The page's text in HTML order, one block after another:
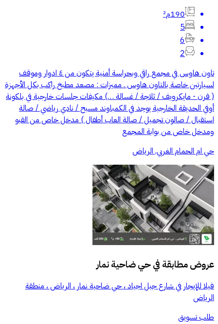
190م²
5
6
2
تاون هاوس في مجمع راقي وبحراسة أمنية يتكون من ٤ ادوار وموقف
لسيارتين خاصة بالتاون هاوس . مميزات : مصعد مطبخ راكب بكل الأجهزة
( فرن - مايكرويف / ثلاجة / غسالة …) مكيفات جلسات خارجية في بلكونة
أوفي الحديقة الخارجية يوجد في الكمباوند مسبح / نادي رياضي / صالة
استقبال / صالون تجميل / صالة العاب أطفال ) مدخل خاص من القبو
ومدخل خاص من بوابة المجمع
حي ام الحمام الغربي, الرياض
عروض مطابقة فيحي ضاحية نمار
فيلا للإيجار في شارع جبل اجياد ، حي ضاحية نمار ، الرياض ، منطقة
الرياض
طلب تسويق